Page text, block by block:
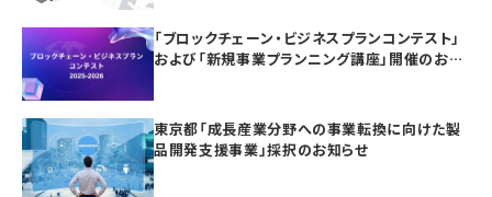
「ブロックチェーン・ビジネスプランコンテスト」
および「新規事業プランニング講座」開催のお知
東京都「成長産業分野への事業転換に向けた製
品開発支援事業」採択のお知らせ